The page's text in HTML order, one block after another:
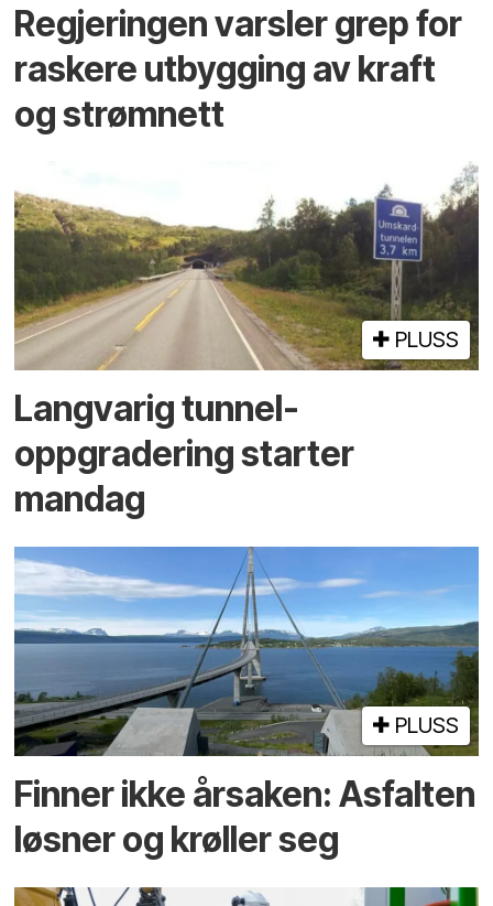
Regjeringen varsler grep for
raskere utbygging av kraft
og strømnett
PLUSS
Langvarig tunnel­
oppgradering starter
mandag
PLUSS
Finner ikke årsaken: Asfalten
løsner og krøller seg